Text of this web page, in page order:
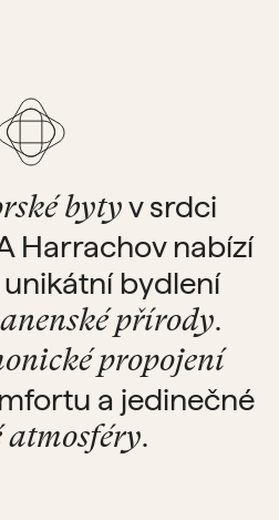
byty v srdci
Harrachov nabízí
bydlení
přírody.
propojení
a jedinečné
atmosféry.